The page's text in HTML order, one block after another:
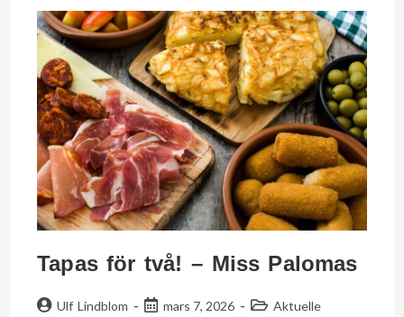
Tapas för två! – Miss Palomas
Ulf Lindblom mars 7, 2026 Aktuelle